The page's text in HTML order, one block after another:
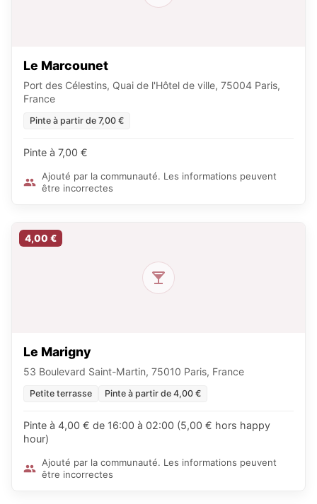
Le Marcounet
Port des Célestins, Quai de l'Hôtel de ville, 75004 Paris,
France
Pinte à partir de 7,00 €
Pinte à 7,00 €
Ajouté par la communauté. Les informations peuvent
être incorrectes
4,00 €
Le Marigny
53 Boulevard Saint-Martin, 75010 Paris, France
Petite terrasse Pinte à partir de 4,00 €
Pinte à 4,00 € de 16:00 à 02:00 (5,00 € hors happy
hour)
Ajouté par la communauté. Les informations peuvent
être incorrectes